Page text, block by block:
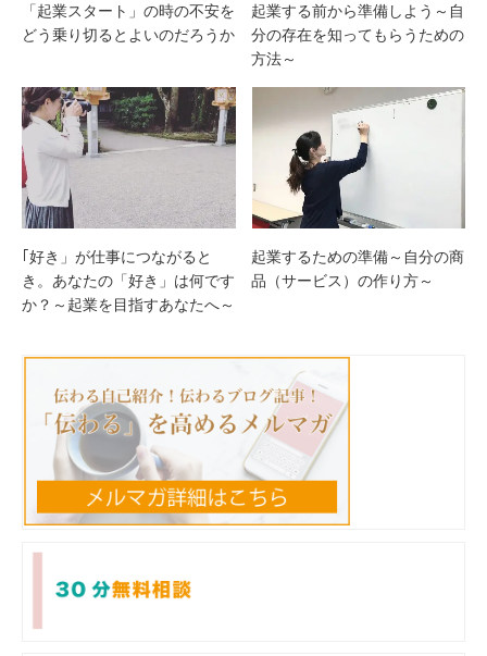
「起業スタート」の時の不安を
どう乗り切るとよいのだろうか
起業する前から準備しよう～自
分の存在を知ってもらうための
方法～
｢好き」が仕事につながると
き。あなたの「好き」は何です
か？～起業を目指すあなたへ～
起業するための準備～自分の商
品（サービス）の作り方～